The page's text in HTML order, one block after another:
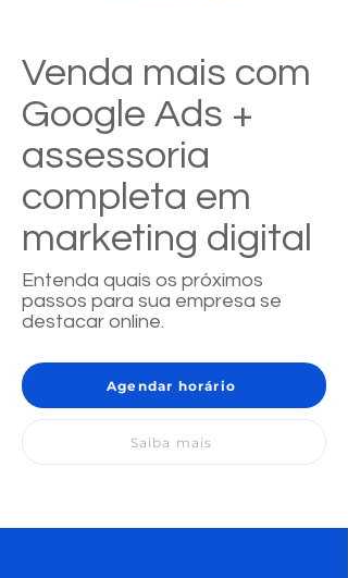
Venda mais com
Google Ads +
assessoria
completa em
marketing digital
Entenda quais os próximos
passos para sua empresa se
destacar online.
Agendar horário
Saiba mais